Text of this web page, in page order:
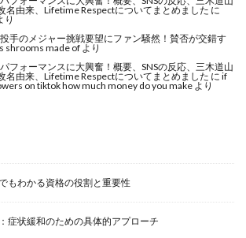
名由来、Lifetime Respectについてまとめました に
り
手のメジャー挑戦要望にファン騒然！賛否が交錯す
shrooms made of より
フォーマンスに大興奮！概要、SNSの反応、三木道山
名由来、Lifetime Respectについてまとめました に if
on tiktok how much money do you make より
もわかる資格の役割と重要性
症状緩和のための具体的アプローチ